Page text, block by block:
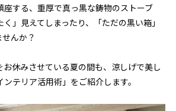
座する、重厚で真っ黒な鋳物のストーブ
」見えてしまったり、「ただの黒い箱」
んか？
休みさせている夏の間も、涼しげで美し
テリア活用術」をご紹介します。